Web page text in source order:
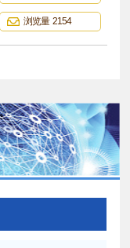
浏览量 2154